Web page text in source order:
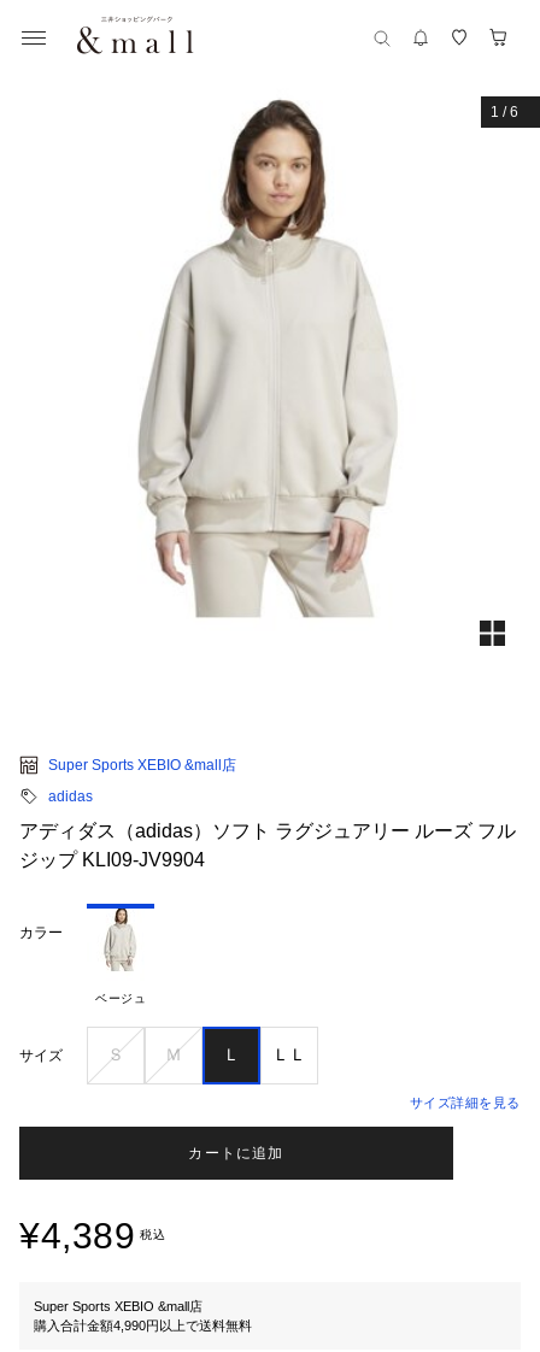
1 /6
Super Sports XEBIO &mall店
adidas
アディダス（adidas）ソフト ラグジュアリー ルーズ フル
ジップ KLI09-JV9904
カラー
ベージュ
サイズ Ｓ Ｍ Ｌ ＬＬ
サイズ詳細を見る
カートに追加
¥4,389 税込
Super Sports XEBIO &mall店
購入合計金額4,990円以上で送料無料